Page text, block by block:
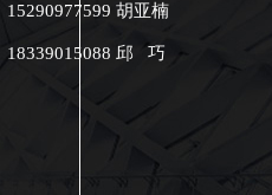
15290977599 胡亚楠
18339015088 邱 巧